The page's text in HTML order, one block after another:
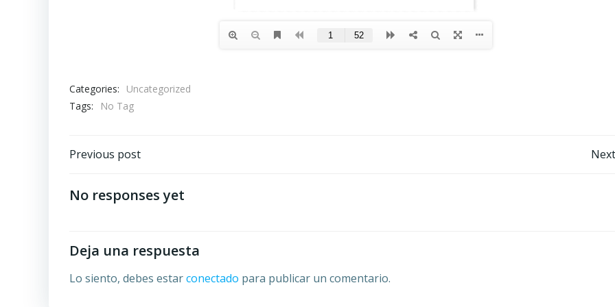
Categories:
Uncategorized
Tags:
No Tag
Post
navigation
Previous post
No responses yet
Deja una respuesta
Lo siento, debes estarconectado para publicar un comentario.